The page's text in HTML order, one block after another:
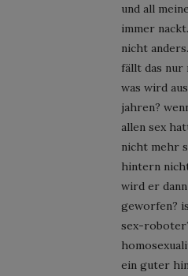
und all
immer
nicht
fällt das nur
was wird
jahren?
allen sex
nicht mehr
hintern
wird er
geworfen?
sex-
ein guter